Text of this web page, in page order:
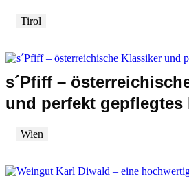
Tirol
s´Pfiff –
und perfekt gepflegtes
Wien